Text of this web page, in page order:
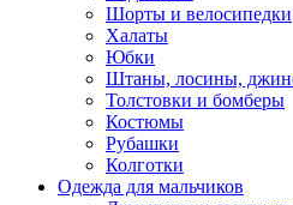
Шорты и велосипедки
Халаты
Юбки
Штаны, лосины,
Толстовки и бомберы
Костюмы
Рубашки
Колготки
Одежда для мальчиков